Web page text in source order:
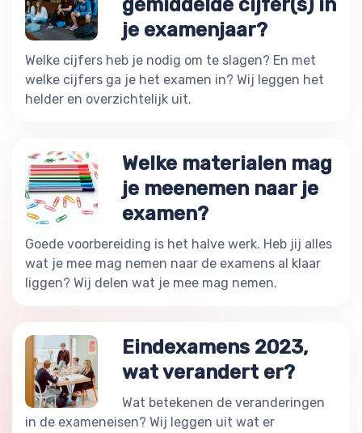
gemiddelde cijfer(s) in
je examenjaar?
Welke cijfers heb je nodig om te slagen? En met
welke cijfers ga je het examen in? Wij leggen het
helder en overzichtelijk uit.
Welke materialen mag
je meenemen naar je
examen?
Goede voorbereiding is het halve werk. Heb jij alles
wat je mee mag nemen naar de examens al klaar
liggen? Wij delen wat je mee mag nemen.
Eindexamens 2023,
wat verandert er?
Wat betekenen de veranderingen
in de exameneisen? Wij leggen uit wat er